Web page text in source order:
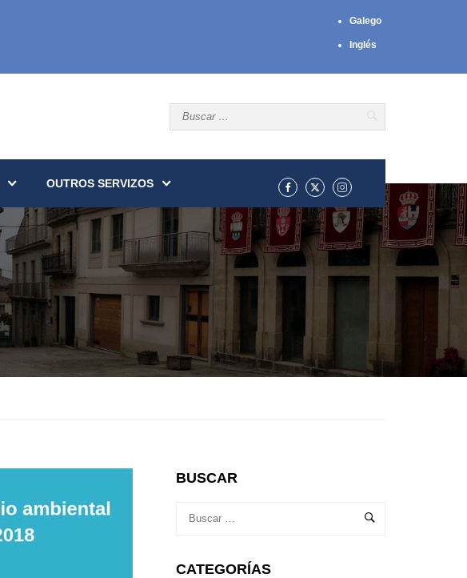
Galego
Inglés
OUTROS SERVIZOS
BUSCAR
CATEGORÍAS